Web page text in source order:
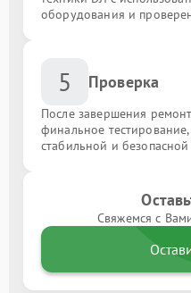
оборудования и
5 Проверка
После завершения
финальное
стабильной и безопасной
Свяжемся с